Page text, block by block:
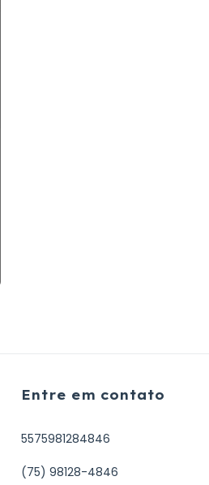
Entre em contato
5575981284846
(75) 98128-4846